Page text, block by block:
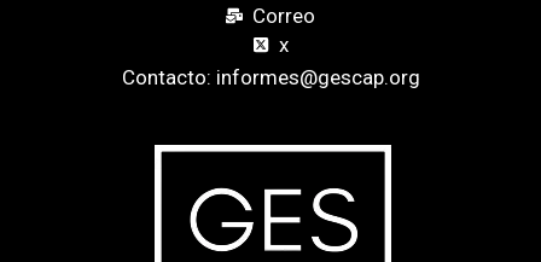
Correo
x
Contacto: informes@gescap.org